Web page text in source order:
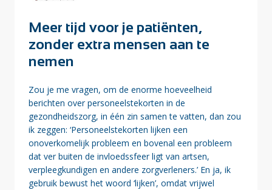
Meer tijd voor je patiënten,
zonder extra mensen aan te
nemen
Zou je me vragen, om de enorme hoeveelheid
berichten over personeelstekorten in de
gezondheidszorg, in één zin samen te vatten, dan zou
ik zeggen: ‘Personeelstekorten lijken een
onoverkomelijk probleem en bovenal een probleem
dat ver buiten de invloedssfeer ligt van artsen,
verpleegkundigen en andere zorgverleners.’ En ja, ik
gebruik bewust het woord ‘lijken’, omdat vrijwel